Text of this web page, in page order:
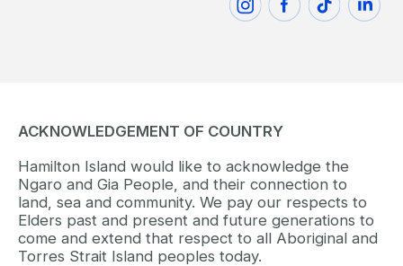
ACKNOWLEDGEMENT OF COUNTRY
Hamilton Island would like to acknowledge the
Ngaro and Gia People, and their connection to
land, sea and community. We pay our respects to
Elders past and present and future generations to
come and extend that respect to all Aboriginal and
Torres Strait Island peoples today.